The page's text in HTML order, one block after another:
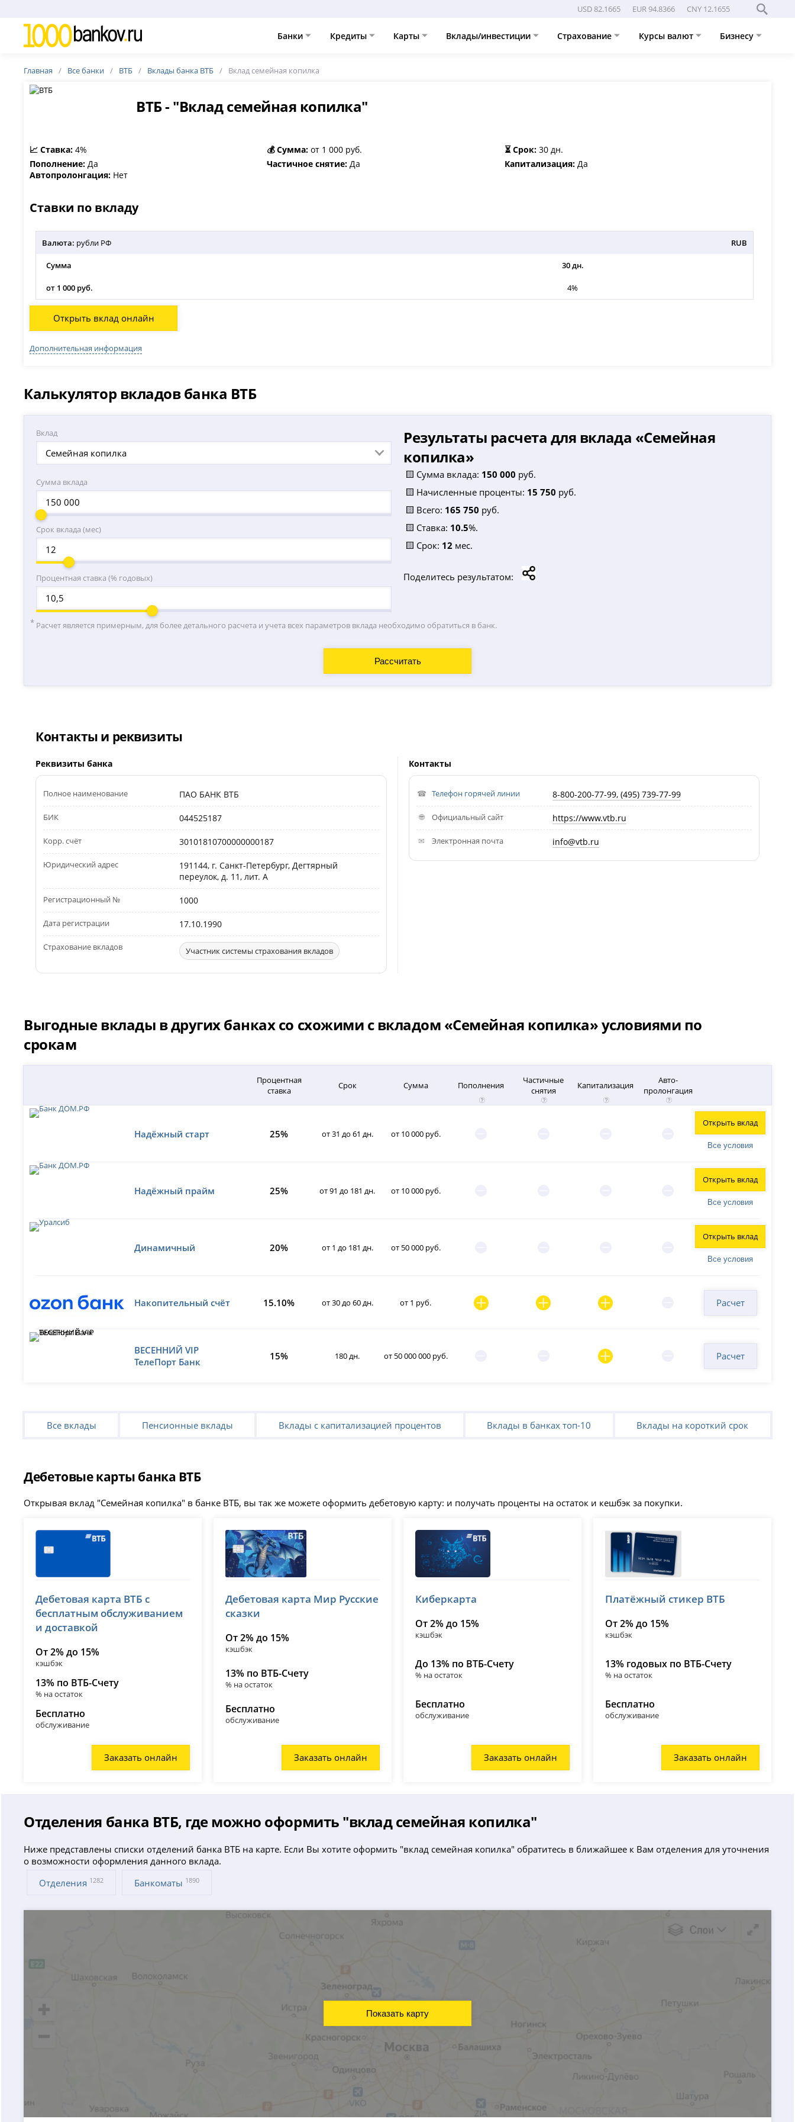
USD 82.1665 EUR 94.8366 CNY 12.1655
Банки Кредиты Карты Вклады/инвестиции Страхование Курсы валют Бизнесу
Главная Все банки ВТБ Вклады банка ВТБ Вклад семейная копилка
ВТБ - "Вклад семейная копилка"
📈 Ставка: 4% 💰 Сумма: от 1 000 руб. ⏳ Срок:30 дн.
Пополнение: Да Частичное снятие: Да Капитализация:Да
Автопролонгация: Нет
Ставки по вкладу
Валюта: рубли РФ RUB
Сумма 30 дн.
от 1 000 руб. 4%
Открыть вклад онлайн
Дополнительная информация
Калькулятор вкладов банка ВТБ
Вклад
Семейная копилка
Сумма вклада
Срок вклада (мес)
Процентная ставка (% годовых)
Результаты расчета для вклада «Семейная
копилка»
🟨 Сумма вклада: 150 000 руб.
🟨 Начисленные проценты: 15 750 руб.
🟨 Всего: 165 750 руб.
🟨 Ставка: 10.5%.
🟨 Срок: 12 мес.
Поделитесь результатом:
Расчет является примерным, для более детального расчета и учета всех параметров вклада необходимо обратиться в банк.
Контакты и реквизиты
Реквизиты банка
Полное наименование ПАО БАНК ВТБ
БИК 044525187
Корр. счёт 30101810700000000187
Юридический адрес
191144, г. Санкт-Петербург, Дегтярный
переулок, д. 11, лит. А
Регистрационный № 1000
Дата регистрации 17.10.1990
Страхование вкладов Участник системы страхования вкладов
Контакты
Телефон горячей линии 8-800-200-77-99, (495) 739-77-99
Официальный сайт https://www.vtb.ru
Электронная почта info@vtb.ru
Выгодные вклады в других банках со схожими с вкладом «Семейная копилка» условиями по
срокам
Процентная
ставка
Срок Сумма Пополнения
Частичные
снятия
Капитализация
Авто-
пролонгация
Надёжный старт 25% от 31 до 61 дн. от 10 000 руб.
Все условия
Открыть вклад
Надёжный прайм 25% от 91 до 181 дн. от 10 000 руб.
Все условия
Открыть вклад
Динамичный 20% от 1 до 181 дн. от 50 000 руб.
Все условия
Открыть вклад
Накопительный счёт 15.10% от 30 до 60 дн. от 1 руб. Расчет
ВЕСЕННИЙ VIP
ТелеПорт Банк
15% 180 дн. от 50 000 000 руб. Расчет
Все вклады Пенсионные вклады Вклады с капитализацией процентов Вклады в банках топ-10 Вклады на короткий срок
Дебетовые карты банка ВТБ
Открывая вклад "Семейная копилка" в банке ВТБ, вы так же можете оформить дебетовую карту: и получать проценты на остаток и кешбэк за покупки.
лицензия № 1000
Дебетовая карта ВТБ с
бесплатным обслуживанием
и доставкой
От 2% до 15%
кэшбэк
13% по ВТБ-Счету
% на остаток
Бесплатно
обслуживание
Заказать онлайн
лицензия № 1000
Дебетовая карта Мир Русские
сказки
От 2% до 15%
кэшбэк
13% по ВТБ-Счету
% на остаток
Бесплатно
обслуживание
Заказать онлайн
лицензия № 1000
Киберкарта
От 2% до 15%
кэшбэк
До 13% по ВТБ-Счету
% на остаток
Бесплатно
обслуживание
Заказать онлайн
лицензия № 1000
Платёжный стикер ВТБ
От 2% до 15%
кэшбэк
13% годовых по ВТБ-Счету
% на остаток
Бесплатно
обслуживание
Заказать онлайн
Отделения банка ВТБ, где можно оформить "вклад семейная копилка"
Ниже представлены списки отделений банка ВТБ на карте. Если Вы хотите оформить "вклад семейная копилка" обратитесь в ближайшее к Вам отделения для уточнения
о возможности оформления данного вклада.
Отделения 1282 Банкоматы 1890
Показать карту